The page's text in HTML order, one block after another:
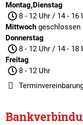
Montag,Dienstag
8 - 12 Uhr / 14 - 16
Mittwochgeschlossen
Donnerstag
8 - 12 Uhr / 14 - 18
Freitag
8 - 12 Uhr